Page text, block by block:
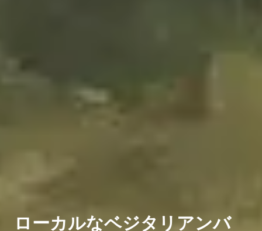
ローカルなベジタリアンバ